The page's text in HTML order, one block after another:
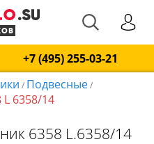
+7 (495) 255-03-21
/ Подвесные/
6358/14
6358 L.6358/14